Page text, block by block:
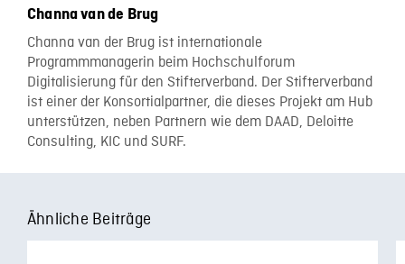
Channa van de Brug
Channa van der Brug ist internationale
Programmmanagerin beim Hochschulforum
Digitalisierung für den Stifterverband. Der Stifterverband
ist einer der Konsortialpartner, die dieses Projekt am Hub
unterstützen, neben Partnern wie dem DAAD, Deloitte
Consulting, KIC und SURF.
Ähnliche Beiträge